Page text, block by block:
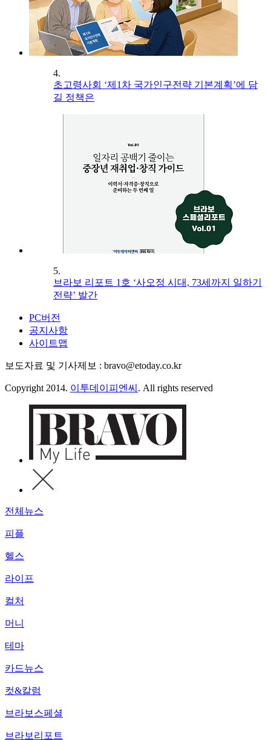
4.
초고령사회 ‘제1차 국가인구전략 기본계획’에 담
길 정책은
5.
브라보 리포트 1호 ‘사오정 시대, 73세까지 일하기
전략’ 발간
PC버전
공지사항
사이트맵
보도자료 및 기사제보 : bravo@etoday.co.kr
Copyright 2014. 이투데이피엔씨 . All rights reserved
전체뉴스
피플
헬스
라이프
컬처
머니
테마
카드뉴스
컷&칼럼
브라보스페셜
브라보리포트